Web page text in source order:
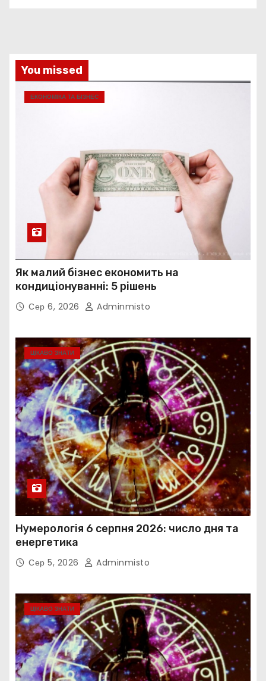
You missed
ЕКОНОМІКА ТА БІЗНЕС
Як малий бізнес економить на
кондиціонуванні: 5 рішень
Сер 6, 2026 Adminmisto
ЦІКАВО ЗНАТИ
Нумерологія 6 серпня 2026: число дня та
енергетика
Сер 5, 2026 Adminmisto
ЦІКАВО ЗНАТИ